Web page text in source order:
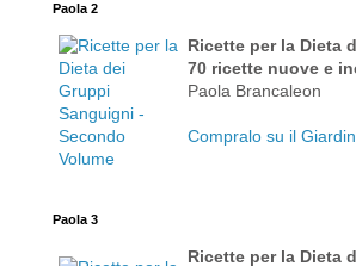
Paola 2
Ricette per la Dieta
70 ricette nuove e
Paola Brancaleon
Compralo su il
Paola 3
Ricette per la Dieta